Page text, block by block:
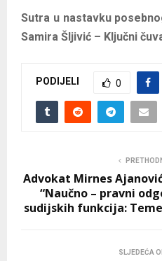
Sutra u nastavku
Samira Šljivić – Ključni
PODIJELI 0
Advokat Mirnes
“Naučno – pravni
sudijskih funkcija:
SLJEDEĆA